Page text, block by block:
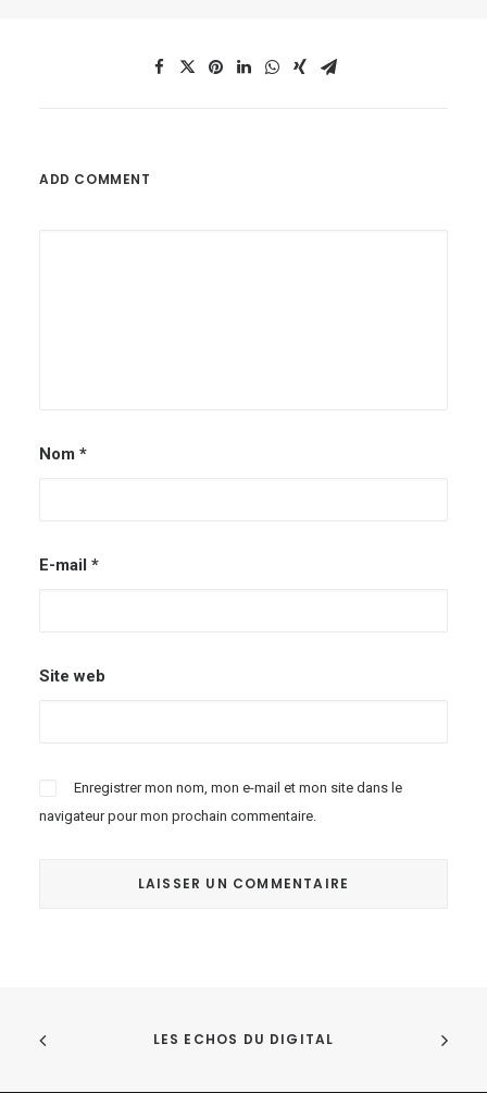
ADD COMMENT
Nom *
E-mail *
Site web
Enregistrer mon nom, mon e-mail et mon site dans le
navigateur pour mon prochain commentaire.
LES ECHOS DU DIGITAL